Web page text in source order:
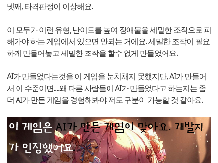
넷째, 타격판정이 이상해요.
이 모두가 이런 유형, 난이도를 높여 장애물을 세밀한 조작으로 피
해가야 하는 게임에서 있으면 안되는 거에요. 세밀한 조작이 필요
하게 만들어놓고 세밀한 조작을 할수 없게 만들었어요.
AI가 만들었다는것을 이 게임을 눈치채지 못했지만, AI가 만들어
서 이 수준이면....왜 다른 사람들이 AI가 만들었다고 하는지는 좀
더 AI가 만든 게임을 경험해봐야 저도 구분이 가능할 것 같아요.